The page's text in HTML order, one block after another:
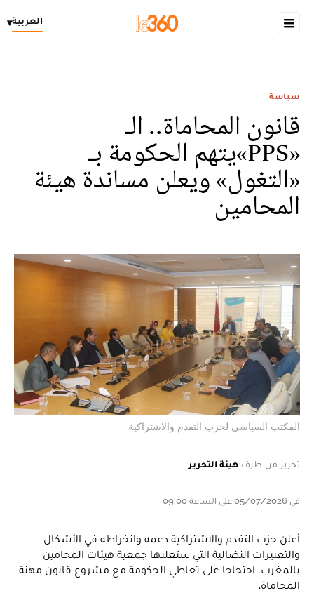
العربية▾
سياسة
قانون المحاماة.. الـ
«PPS»يتهم الحكومة بـ
«التغول» ويعلن مساندة هيئة
المحامين
المكتب السياسي لحزب التقدم والاشتراكية
تحرير من طرف هيئة التحرير
في 05/07/2026 على الساعة 09:00
أعلن حزب التقدم والاشتراكية دعمه وانخراطه في الأشكال
والتعبيرات النضالية التي ستعلنها جمعية هيئات المحامين
بالمغرب، احتجاجا على تعاطي الحكومة مع مشروع قانون مهنة
المحاماة.